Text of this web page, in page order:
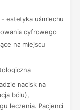
estetyka uśmiechu
cyfrowego
na miejscu
nacisk na
bólu),
leczenia. Pacjenci